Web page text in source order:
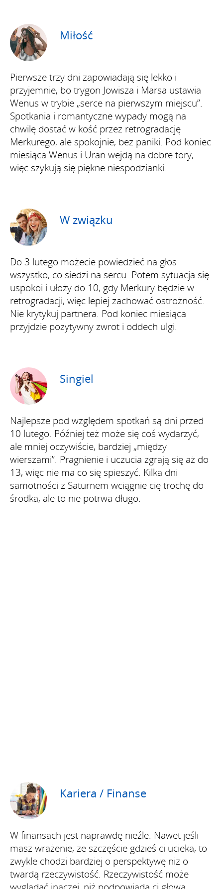
Miłość
Pierwsze trzy dni zapowiadają się lekko i
przyjemnie, bo trygon Jowisza i Marsa ustawia
Wenus w trybie „serce na pierwszym miejscu”.
Spotkania i romantyczne wypady mogą na
chwilę dostać w kość przez retrogradację
Merkurego, ale spokojnie, bez paniki. Pod koniec
miesiąca Wenus i Uran wejdą na dobre tory,
więc szykują się piękne niespodzianki.
W związku
Do 3 lutego możecie powiedzieć na głos
wszystko, co siedzi na sercu. Potem sytuacja się
uspokoi i ułoży do 10, gdy Merkury będzie w
retrogradacji, więc lepiej zachować ostrożność.
Nie krytykuj partnera. Pod koniec miesiąca
przyjdzie pozytywny zwrot i oddech ulgi.
Singiel
Najlepsze pod względem spotkań są dni przed
10 lutego. Później też może się coś wydarzyć,
ale mniej oczywiście, bardziej „między
wierszami”. Pragnienie i uczucia zgrają się aż do
13, więc nie ma co się spieszyć. Kilka dni
samotności z Saturnem wciągnie cię trochę do
środka, ale to nie potrwa długo.
Kariera / Finanse
W finansach jest naprawdę nieźle. Nawet jeśli
masz wrażenie, że szczęście gdzieś ci ucieka, to
zwykle chodzi bardziej o perspektywę niż o
twardą rzeczywistość. Rzeczywistość może